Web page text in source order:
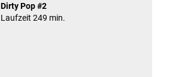
Dirty Pop #2
Laufzeit 249 min.